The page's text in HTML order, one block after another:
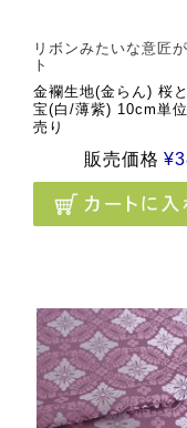
リボンみたいな意匠
ト
金襴生地(金らん) 桜
宝(白/薄紫) 10cm単
売り
販売価格 ¥